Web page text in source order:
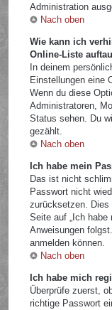
Administration
Nach oben
Wie kann ich
Online-Liste
In deinem
Einstellungen eine
Wenn du diese
Administratoren,
Status sehen. Du
gezählt.
Nach oben
Ich habe mein
Das ist nicht
Passwort nicht
zurücksetzen. Dies
Seite auf „Ich
Anweisungen
anmelden können.
Nach oben
Ich habe mich
Überprüfe zuerst,
richtige Passwort